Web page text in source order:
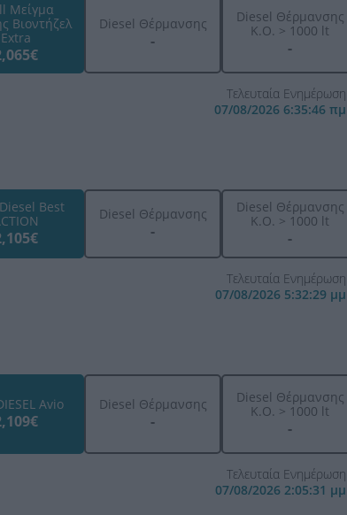
Μείγμα
Βιοντήζελ
Extra
Diesel Θέρμανσης
-
Diesel Θέρμανσης
K.O. > 1000 lt
-
Τελευταία Ενημέρωση
07/08/2026 6:35:46 πμ
Best
Diesel Θέρμανσης
-
Diesel Θέρμανσης
K.O. > 1000 lt
-
Τελευταία Ενημέρωση
07/08/2026 5:32:29 μμ
Avio Diesel Θέρμανσης
-
Diesel Θέρμανσης
K.O. > 1000 lt
-
Τελευταία Ενημέρωση
07/08/2026 2:05:31 μμ